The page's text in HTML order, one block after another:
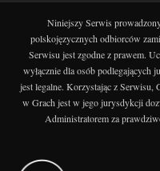
Niniejszy Serwis
polskojęzycznych odbiorców
Serwisu jest zgodne z prawem.
wyłącznie dla osób
jest legalne. Korzystając z Serwisu,
w Grach jest w jego jurysdykcji
Administratorem za